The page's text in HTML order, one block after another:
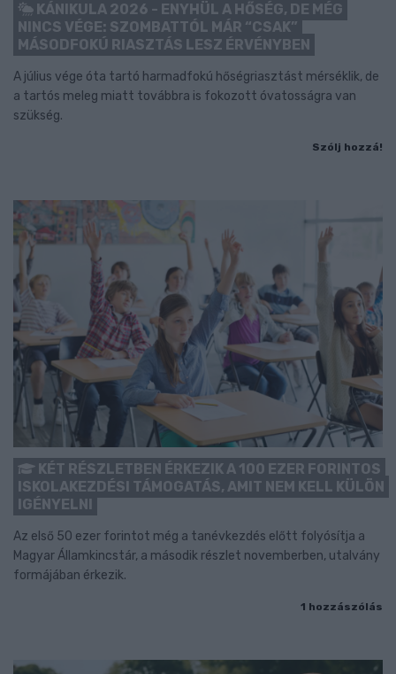
KÁNIKULA 2026 - ENYHÜL A HŐSÉG, DE MÉG
NINCS VÉGE: SZOMBATTÓL MÁR “CSAK”
MÁSODFOKÚ RIASZTÁS LESZ ÉRVÉNYBEN
A július vége óta tartó harmadfokú hőségriasztást mérséklik, de
a tartós meleg miatt továbbra is fokozott óvatosságra van
szükség.
Szólj hozzá!
KÉT RÉSZLETBEN ÉRKEZIK A 100 EZER FORINTOS
ISKOLAKEZDÉSI TÁMOGATÁS, AMIT NEM KELL KÜLÖN
IGÉNYELNI
Az első 50 ezer forintot még a tanévkezdés előtt folyósítja a
Magyar Államkincstár, a második részlet novemberben, utalvány
formájában érkezik.
1 hozzászólás